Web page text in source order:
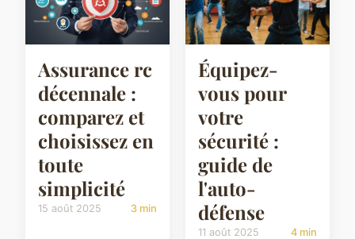
Assurance rc
décennale :
comparez et
choisissez en
toute
simplicité
15 août 2025 3 min
Équipez-
vous pour
votre
sécurité :
guide de
l'auto-
défense
11 août 2025 4 min